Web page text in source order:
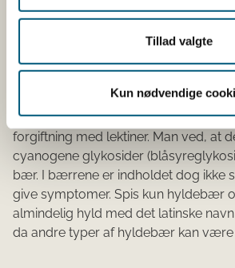
Tillad valgte
Kun nødvendige
giftstoffer, som i løbet af kort tid efter
Det er endnu uvist, hvilke stoffer der
dog heller ikke sikker på, om de
toksiske på mennesker, men
forgiftning med lektiner. Man ved, at
cyanogene glykosider
bær. I bærrene er indholdet dog ikke
give symptomer. Spis kun hyldebær
almindelig hyld med det latinske navn
da andre typer af hyldebær kan være